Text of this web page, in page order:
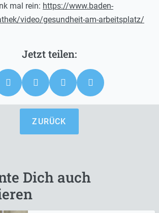
mal rein: https://www.baden-
video/gesundheit-am-arbeitsplatz/
ZURÜCK
Dich auch